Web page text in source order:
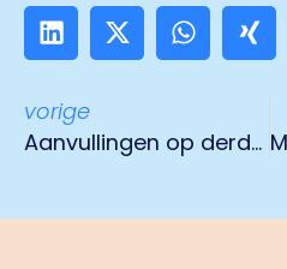
vorige
Aanvullingen op derde steunpakket corona